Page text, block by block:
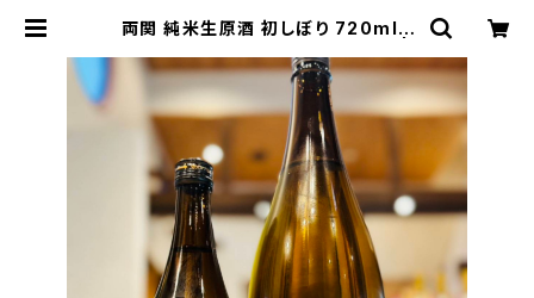
両関 純米生原酒 初しぼり 720ml１
【BASE公式】福原酒店｜創業1928
年・広島の日本酒・限定酒を全国通販